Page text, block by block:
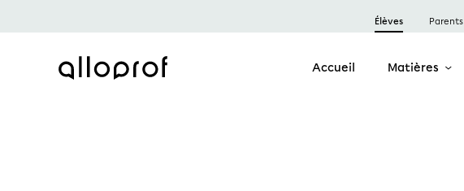
Élèves Parents
Accueil Matières